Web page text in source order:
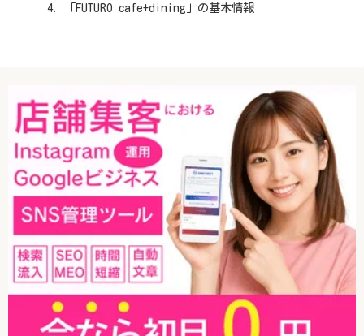
「FUTURO cafe+dining」の基本情報